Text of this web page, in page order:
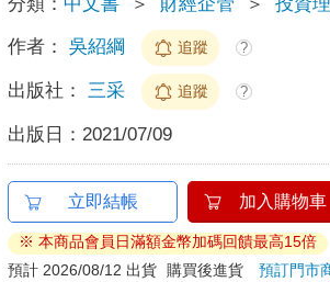
作者： 吳紹綱 追蹤 ?
出版社： 三采 追蹤 ?
出版日： 2021/07/09
立即結帳 加入購物車
※ 本商品會員日滿額金幣加碼回饋最高15倍
預計 2026/08/12 出貨
購買後進貨預訂門市